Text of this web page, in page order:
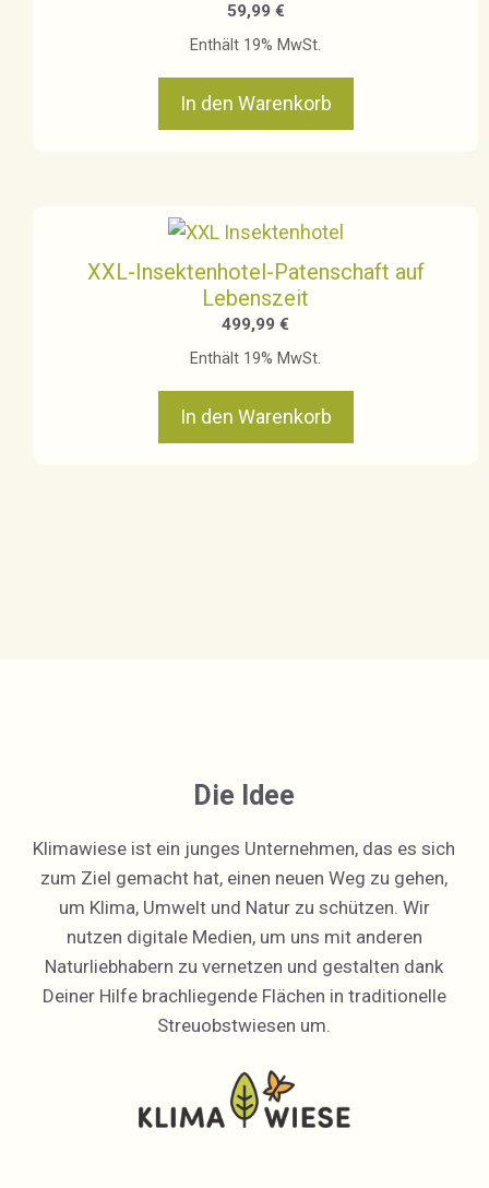
59,99 €
Enthält 19% MwSt.
In den Warenkorb
XXL-Insektenhotel-Patenschaft auf
Lebenszeit
499,99 €
Enthält 19% MwSt.
In den Warenkorb
Die Idee
Klimawiese ist ein junges Unternehmen, das es sich
zum Ziel gemacht hat, einen neuen Weg zu gehen,
um Klima, Umwelt und Natur zu schützen. Wir
nutzen digitale Medien, um uns mit anderen
Naturliebhabern zu vernetzen und gestalten dank
Deiner Hilfe brachliegende Flächen in traditionelle
Streuobstwiesen um.